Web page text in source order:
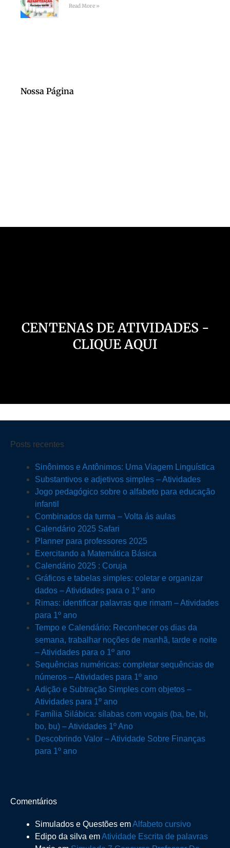
Read More »
Nossa Página
CENTENAS DE ATIVIDADES -
CLIQUE AQUI
Posts recentes
Sinônimos e Antônimos: Uma Viagem Linguística
Substantivos e adjetivos simples – Atividades
Jogo pedagógico sobre o alfabeto para educação
infantil
Combinados da turma – Volta ás aulas
Calendário 2025 Safari
Planner para professores 2025
Exercitando a Matemática Básica
Calendário 2025 : Coruja
Gráficos e tabelas simples: coletar e organizar
dados – Atividades para o 1º ano
Rimas: identificar palavras que rimam – Atividades
para 1º ano
Tempo e Calendário: Reconhecer os dias da
semana, trabalhar noções de manhã, tarde e noite
– Atividades para o 1º ano
Sequências numéricas: completar sequências de
números – Atividades para 1º ano
Adição e Subtração Simples com objetos –
Atividades para 1º ano
Família Silábica: sílabas com vogais (ba, be, bi,
bo, bu) – Atividades 1º Ano
Descobrindo Valor – Atividade Sobre Finanças
para 1º ano
Comentários
Simulados e Questões emAlfabeto cursivo
Edipo da silva emAtividade Escrita de palavras